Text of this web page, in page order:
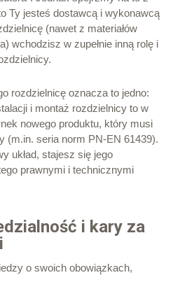
Ty jesteś dostawcą i wykonawcą
(nawet z materiałów
wchodzisz w zupełnie inną rolę i
rozdzielnicę oznacza to jedno:
i montaż rozdzielnicy to w
nowego produktu, który musi
(m.in. seria norm PN-EN 61439).
układ, stajesz się jego
prawnymi i technicznymi
i kary za
o swoich obowiązkach,